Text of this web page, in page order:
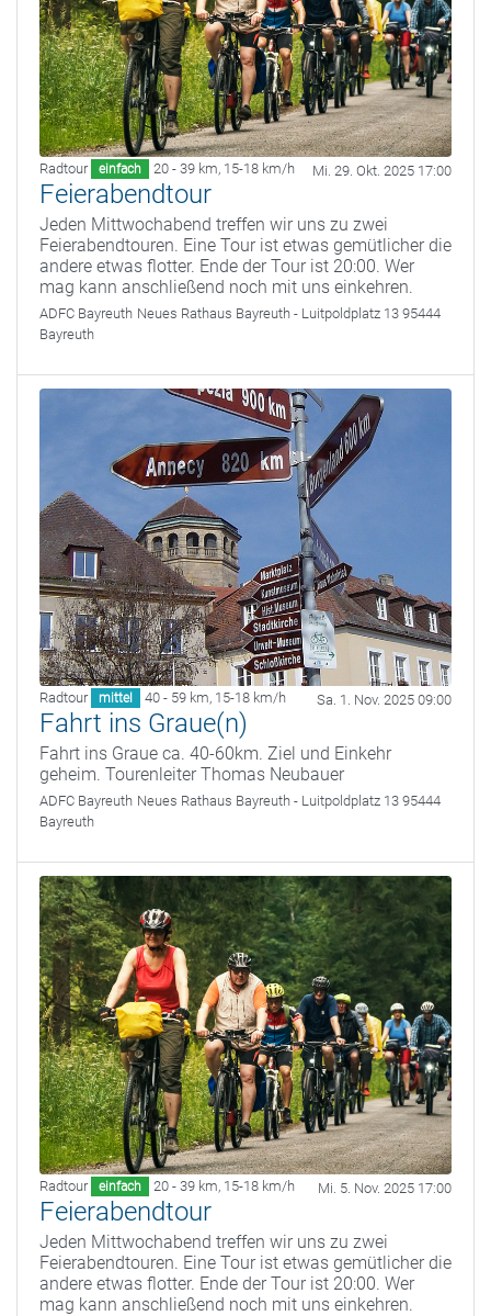
Radtour einfach 20 - 39 km, 15-18 km/h Mi. 29. Okt. 2025 17:00
Feierabendtour
Jeden Mittwochabend treffen wir uns zu zwei
Feierabendtouren. Eine Tour ist etwas gemütlicher die
andere etwas flotter. Ende der Tour ist 20:00. Wer
mag kann anschließend noch mit uns einkehren.
ADFC Bayreuth Neues Rathaus Bayreuth - Luitpoldplatz 13 95444
Bayreuth
Radtour mittel 40 - 59 km, 15-18 km/h Sa. 1. Nov. 2025 09:00
Fahrt ins Graue(n)
Fahrt ins Graue ca. 40-60km. Ziel und Einkehr
geheim. Tourenleiter Thomas Neubauer
ADFC Bayreuth Neues Rathaus Bayreuth - Luitpoldplatz 13 95444
Bayreuth
Radtour einfach 20 - 39 km, 15-18 km/h Mi. 5. Nov. 2025 17:00
Feierabendtour
Jeden Mittwochabend treffen wir uns zu zwei
Feierabendtouren. Eine Tour ist etwas gemütlicher die
andere etwas flotter. Ende der Tour ist 20:00. Wer
mag kann anschließend noch mit uns einkehren.